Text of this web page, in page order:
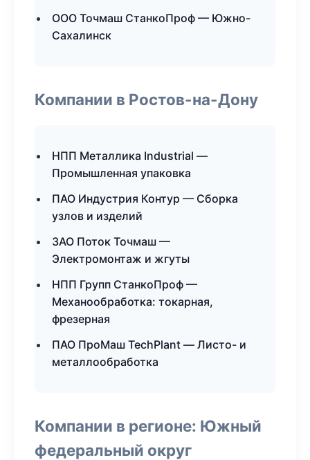
ООО Точмаш СтанкоПроф — Южно-
Сахалинск
Компании в Ростов-на-Дону
НПП Металлика Industrial —
Промышленная упаковка
ПАО Индустрия Контур — Сборка
узлов и изделий
ЗАО Поток Точмаш —
Электромонтаж и жгуты
НПП Групп СтанкоПроф —
Механообработка: токарная,
фрезерная
ПАО ПроМаш TechPlant — Листо- и
металлообработка
Компании в регионе: Южный
федеральный округ